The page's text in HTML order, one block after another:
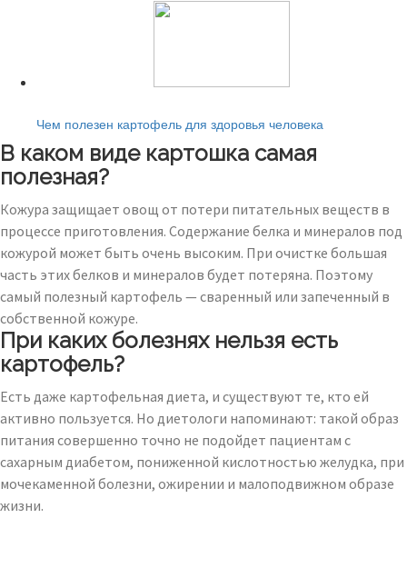
Чем полезен картофель для здоровья человека
В каком виде картошка самая
полезная?
Кожура защищает овощ от потери питательных веществ в
процессе приготовления. Содержание белка и минералов под
кожурой может быть очень высоким. При очистке большая
часть этих белков и минералов будет потеряна. Поэтому
самый полезный картофель — сваренный или запеченный в
собственной кожуре.
При каких болезнях нельзя есть
картофель?
Есть даже картофельная диета, и существуют те, кто ей
активно пользуется. Но диетологи напоминают: такой образ
питания совершенно точно не подойдет пациентам с
сахарным диабетом, пониженной кислотностью желудка, при
мочекаменной болезни, ожирении и малоподвижном образе
жизни.